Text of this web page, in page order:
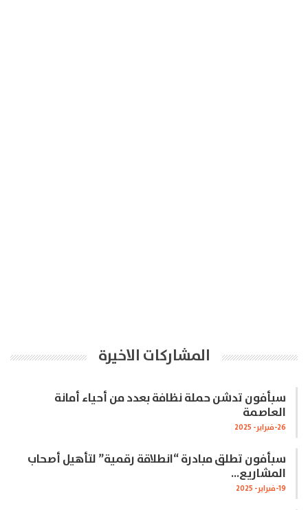
المشاركات الاخيرة
سبأفون تدشن حملة نظافة بعدد من أحياء أمانة
العاصمة
26-فبراير- 2025
سبأفون تطلق مبادرة “انطلاقة رقمية” لتأهيل أصحاب
المشاريع…
19-فبراير- 2025